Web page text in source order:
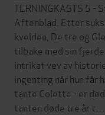
TERNINGKASTS 5 -
Aftenblad. Etter
kvelden, De tre og
tilbake med sin
intrikat vev av
ingenting når hun får
tante Colette - er
tanten døde tre år t…